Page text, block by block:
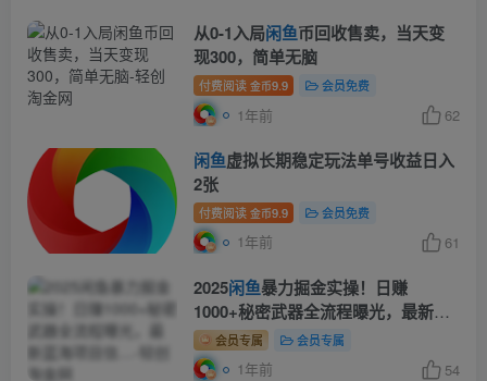
从0-1入局闲鱼币回收售卖，当天变
现300，简单无脑
付费阅读 金币9.9 会员免费
1年前 62
闲鱼虚拟长期稳定玩法单号收益日入
2张
付费阅读 金币9.9 会员免费
1年前 61
2025闲鱼暴力掘金实操！日赚
1000+秘密武器全流程曝光，最新蓝
海项目信…
会员专属 会员专属
1年前 54